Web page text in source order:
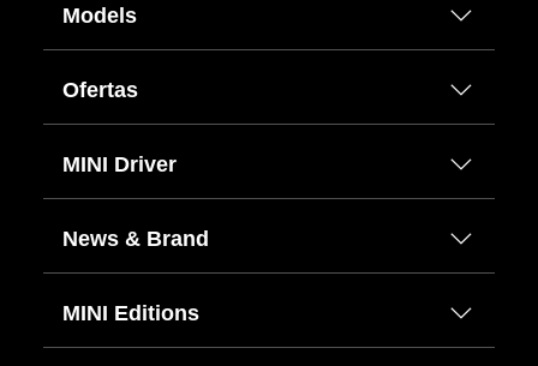
Models
Ofertas
MINI Driver
News & Brand
MINI Editions